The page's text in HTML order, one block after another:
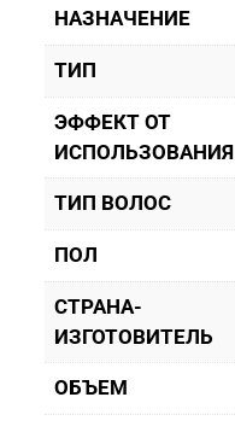
НАЗНАЧЕНИЕ
ТИП
ЭФФЕКТ ОТ
ИСПОЛЬЗОВАНИЯ
ТИП ВОЛОС
ПОЛ
СТРАНА-
ИЗГОТОВИТЕЛЬ
ОБЪЕМ